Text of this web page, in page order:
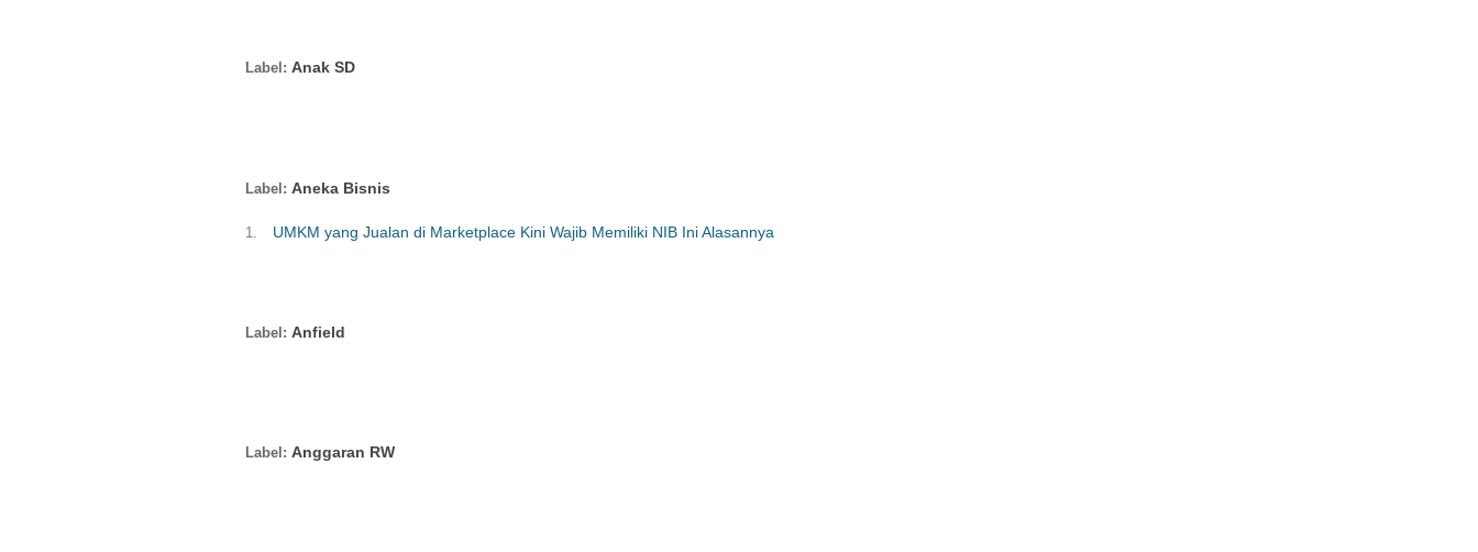
Anak SD
Aneka Bisnis
UMKM yang Jualan di Marketplace Kini Wajib Memiliki NIB Ini Alasannya
Anfield
Anggaran RW